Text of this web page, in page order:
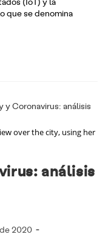
que se denomina
over the city, using her
análisis
2020